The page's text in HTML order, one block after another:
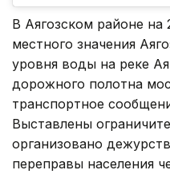
В Аягозском районе на
местного значения
уровня воды на реке
дорожного полотна
транспортное
Выставлены
организовано
переправы населения